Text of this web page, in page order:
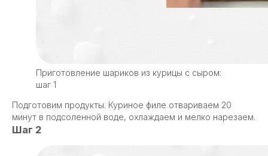
Приготовление шариков из курицы с сыром:
шаг 1
Подготовим продукты. Куриное филе отвариваем 20
минут в подсоленной воде, охлаждаем и мелко нарезаем.
Шаг 2